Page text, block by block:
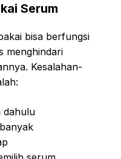
Serum
bisa berfungsi
menghindari
Kesalahan-
dahulu